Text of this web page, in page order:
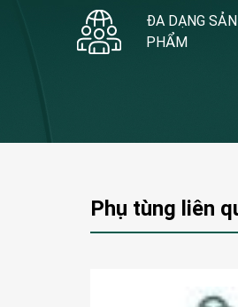
ĐA DẠNG SẢN
PHẨM
Phụ tùng liên